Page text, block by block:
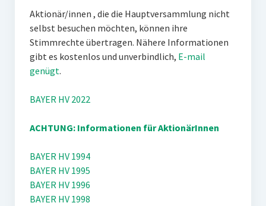
Aktionär/innen , die die Hauptversammlung nicht
selbst besuchen möchten, können ihre
Stimmrechte übertragen. Nähere Informationen
gibt es kostenlos und unverbindlich, E-mail
genügt.
BAYER HV 2022
ACHTUNG: Informationen für AktionärInnen
BAYER HV 1994
BAYER HV 1995
BAYER HV 1996
BAYER HV 1998